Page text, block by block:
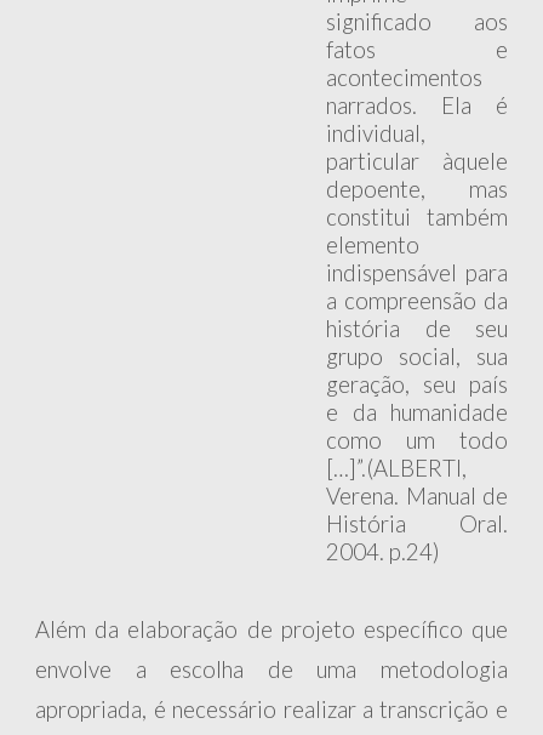
significado aos
fatos e
acontecimentos
narrados. Ela é
individual,
particular àquele
depoente, mas
constitui também
elemento
indispensável para
a compreensão da
história de seu
grupo social, sua
geração, seu país
e da humanidade
como um todo
[…]”.(ALBERTI,
Verena. Manual de
História Oral.
2004. p.24)
Além da elaboração de projeto específico que
envolve a escolha de uma metodologia
apropriada, é necessário realizar a transcrição e